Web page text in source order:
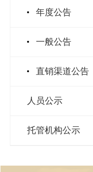
年度公告
一般公告
直销渠道公告
人员公示
托管机构公示